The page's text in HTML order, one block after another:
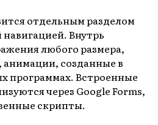
отдельным разделом
навигацией. Внутрь
любого размера,
созданные в
программах. Встроенные
через Google Forms,
скрипты.